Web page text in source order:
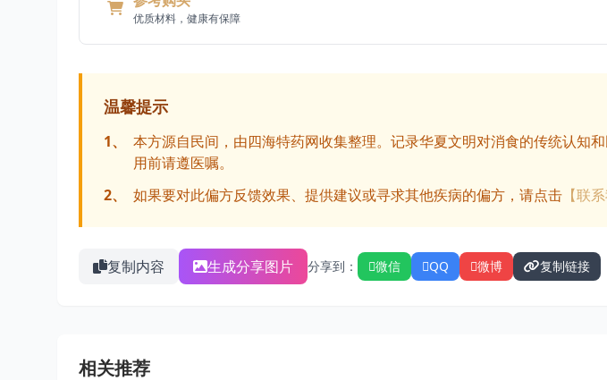
优质材料，健康有保障
温馨提示
1、
本方源自民间，由四海特药网收集整理。记录华夏文明对消食的传统认知
用前请遵医嘱。
2、
如果要对此偏方反馈效果、提供建议或寻求其他疾病的偏方，请点击 【联
复制内容 生成分享图片 分享到： 微信 QQ 微博 复制链接
相关推荐